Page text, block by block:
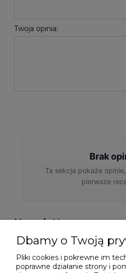
Twoja opinia:
Newsletter
Podaj swój adres e-mail,
informacje o nowościach i
Dbamy o Twoją
Pliki cookies i pokrewne im
poprawne działanie strony i